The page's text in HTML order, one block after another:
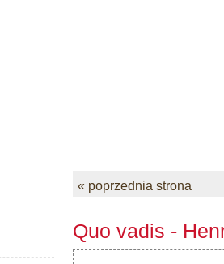
« poprzednia strona
Quo vadis -